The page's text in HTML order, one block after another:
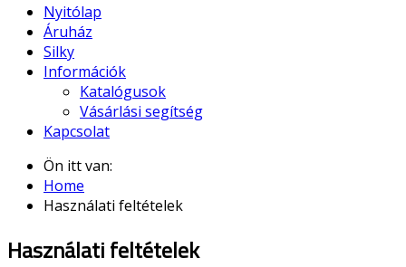
Nyitólap
Áruház
Silky
Információk
Katalógusok
Vásárlási segítség
Kapcsolat
Ön itt van:
Home
Használati feltételek
Használati feltételek